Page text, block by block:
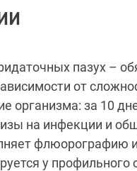
пазух –
от
организма: за 10
на инфекции и
флюорографию
у